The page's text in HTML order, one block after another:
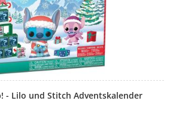
- Lilo und Stitch Adventskalender